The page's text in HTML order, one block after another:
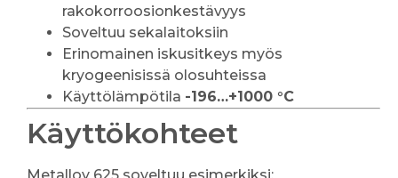
rakokorroosionkestävyys
Soveltuu sekalaitoksiin
Erinomainen iskusitkeys myös
kryogeenisissä olosuhteissa
Käyttölämpötila -196…+1000 °C
Käyttökohteet